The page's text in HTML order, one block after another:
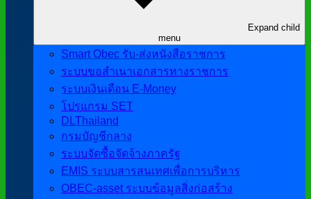
Expand child
menu
Smart Obec รับ-ส่งหนังสือราชการ
ระบบขอสำเนาเอกสารทางราชการ
ระบบเงินเดือน E-Money
โปรแกรม SET
DLThailand
กรมบัญชีกลาง
ระบบจัดซื้อจัดจ้างภาครัฐ
EMIS ระบบสารสนเทศเพื่อการบริหาร
OBEC-asset ระบบข้อมูลสิ่งก่อสร้าง